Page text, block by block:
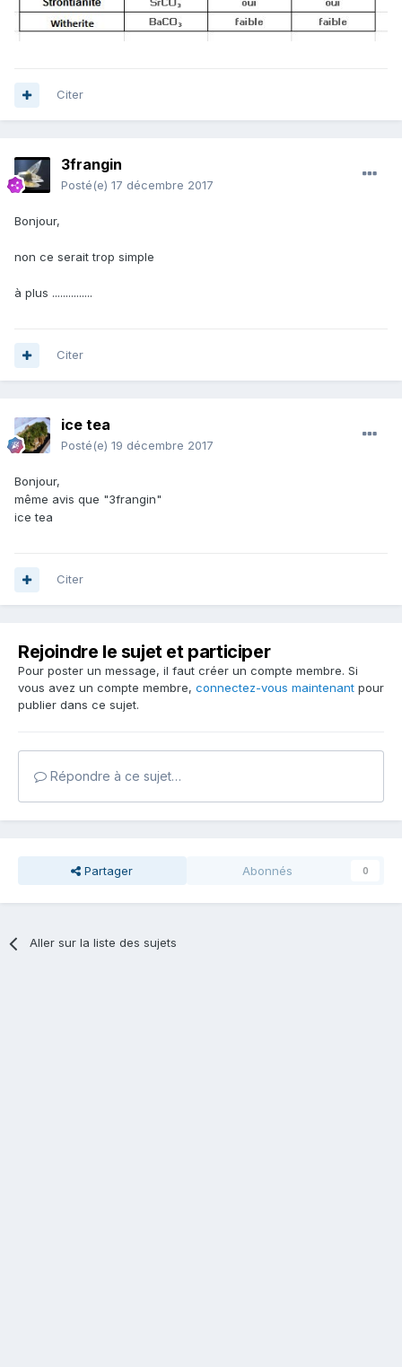
Citer
3frangin
Posté(e) 17 décembre 2017
Bonjour,
non ce serait trop simple
à plus ...............
Citer
ice tea
Posté(e) 19 décembre 2017
Bonjour,
même avis que "3frangin"
ice tea
Citer
Rejoindre le sujet et participer
Pour poster un message, il faut créer un compte membre. Si
vous avez un compte membre, connectez-vous maintenant pour
publier dans ce sujet.
Répondre à ce sujet…
Partager Abonnés 0
Aller sur la liste des sujets